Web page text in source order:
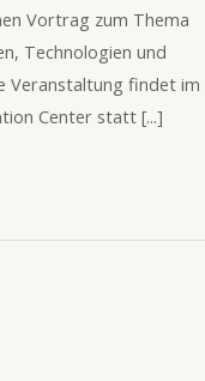
Vortrag zum Thema
Technologien und
Veranstaltung findet im
Center statt [...]